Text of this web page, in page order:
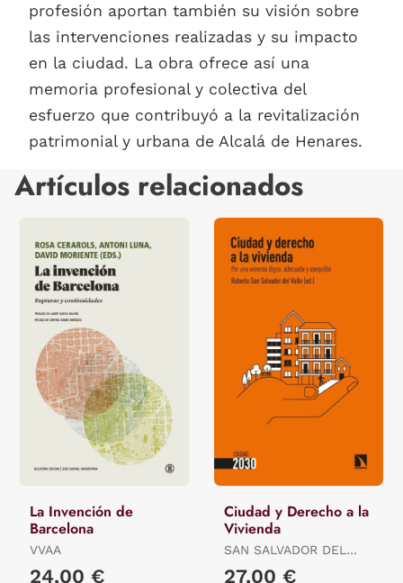
profesión aportan también su visión sobre
las intervenciones realizadas y su impacto
en la ciudad. La obra ofrece así una
memoria profesional y colectiva del
esfuerzo que contribuyó a la revitalización
patrimonial y urbana de Alcalá de Henares.
Artículos relacionados
La Invención de
Barcelona
VVAA
24,00 €
Ciudad y Derecho a la
Vivienda
SAN SALVADOR DEL
VALLE, (ED.) ROBERTO
27,00 €